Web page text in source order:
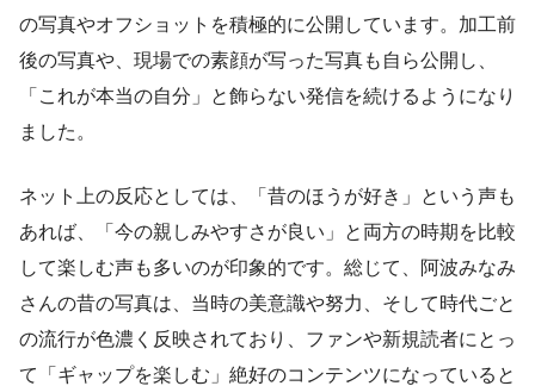
の写真やオフショットを積極的に公開しています。加工前
後の写真や、現場での素顔が写った写真も自ら公開し、
「これが本当の自分」と飾らない発信を続けるようになり
ました。
ネット上の反応としては、「昔のほうが好き」という声も
あれば、「今の親しみやすさが良い」と両方の時期を比較
して楽しむ声も多いのが印象的です。総じて、阿波みなみ
さんの昔の写真は、当時の美意識や努力、そして時代ごと
の流行が色濃く反映されており、ファンや新規読者にとっ
て「ギャップを楽しむ」絶好のコンテンツになっていると